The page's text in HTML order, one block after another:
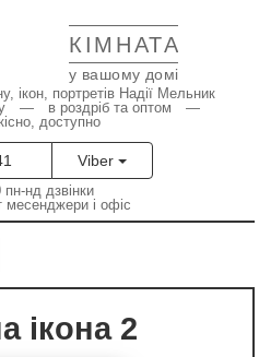
КІМНАТА
у вашому домі
ікон, портретів Надії Мельник
— в роздріб та оптом —
доступно
Viber
нд дзвінки
месенджери і офіс
ікона 2